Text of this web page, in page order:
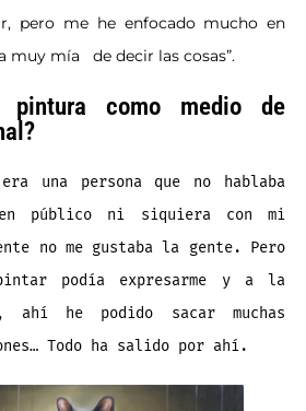
pero me he enfocado mucho en
muy mía
de decir las cosas”.
pintura como medio de
una persona que no hablaba
en público ni siquiera con mi
no me gustaba la gente. Pero
pintar podía expresarme y a la
ahí he podido sacar muchas
Todo ha salido por ahí.